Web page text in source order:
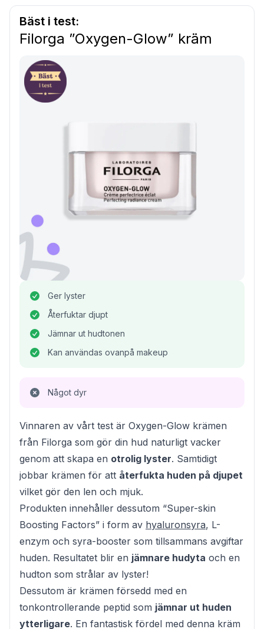
Bäst i test:
Filorga ”Oxygen-Glow” kräm
Ger lyster
Återfuktar djupt
Jämnar ut hudtonen
Kan användas ovanpå makeup
Något dyr
Vinnaren av vårt test är Oxygen-Glow krämen
från Filorga som gör din hud naturligt vacker
genom att skapa en otrolig lyster. Samtidigt
jobbar krämen för att återfukta huden på djupet
vilket gör den len och mjuk.
Produkten innehåller dessutom “Super-skin
Boosting Factors” i form av hyaluronsyra, L-
enzym och syra-booster som tillsammans avgiftar
huden. Resultatet blir en jämnare hudyta och en
hudton som strålar av lyster!
Dessutom är krämen försedd med en
tonkontrollerande peptid som jämnar ut huden
ytterligare. En fantastisk fördel med denna kräm